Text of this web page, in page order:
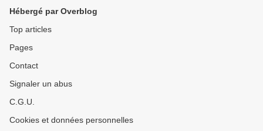
Hébergé par Overblog
Top articles
Pages
Contact
Signaler un abus
C.G.U.
Cookies et données personnelles